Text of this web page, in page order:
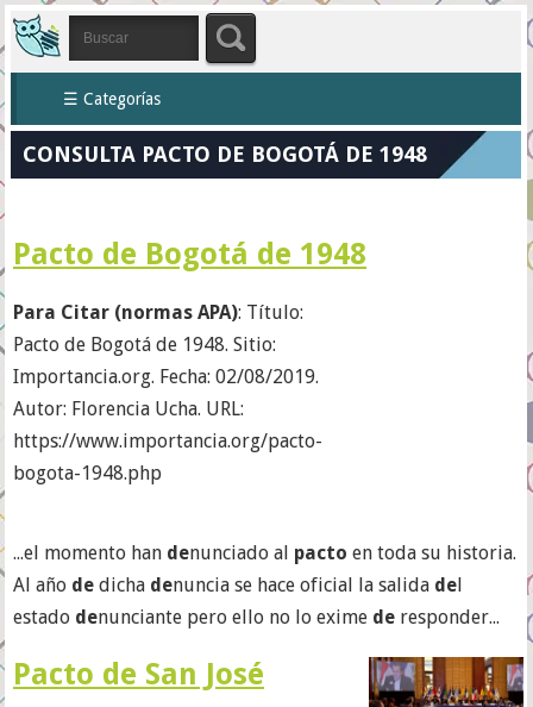
☰ Categorías
CONSULTA PACTO DE BOGOTÁ DE 1948
Pacto de Bogotá de 1948
Para Citar (normas APA): Título:
Pacto de Bogotá de 1948. Sitio:
Importancia.org. Fecha: 02/08/2019.
Autor: Florencia Ucha. URL:
https://www.importancia.org/pacto-
bogota-1948.php
...el momento han denunciado al pacto en toda su historia.
Al año de dicha denuncia se hace oficial la salida del
estado denunciante pero ello no lo exime de responder...
Pacto de San José